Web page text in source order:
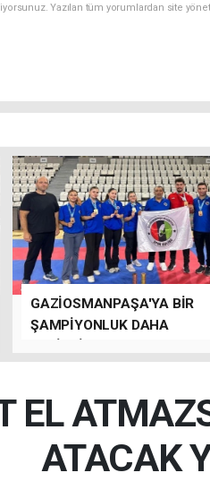
Yazılan tüm yorumlardan site
GAZİOSMANPAŞA'YA BİR
ŞAMPİYONLUK DAHA
EL
ATACAK